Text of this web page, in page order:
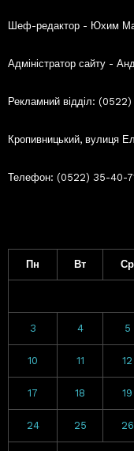
Шеф-редактор - Юхим
Адміністратор сайту -
Рекламний відділ:
Кропивницький, вулиця
Телефон: (0522) 35-40-
Пн Вт Ср
3 4 5
10 11 12
17 18 19
24 25 26